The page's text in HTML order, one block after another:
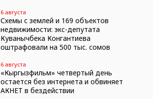
6 августа
Схемы с землей и 169 объектов
недвижимости: экс-депутата
Куванычбека Конгантиева
оштрафовали на 500 тыс. сомов
6 августа
«Кыргызфильм» четвертый день
остается без интернета и обвиняет
АКНЕТ в бездействии